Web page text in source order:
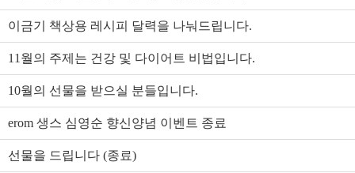
이금기 책상용 레시피 달력을 나눠드립니다.
11월의 주제는 건강 및 다이어트 비법입니다.
10월의 선물을 받으실 분들입니다.
erom 생스 심영순 향신양념 이벤트 종료
선물을 드립니다 (종료)